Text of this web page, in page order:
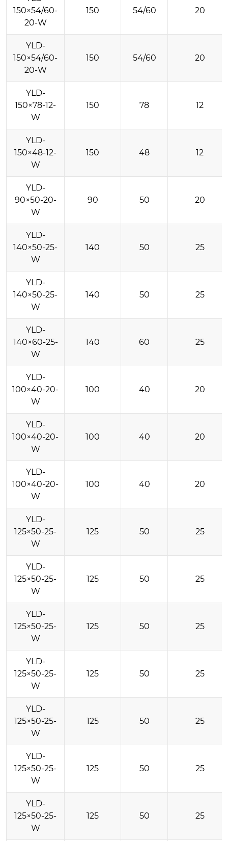
150×54/60-
20-W
150 54/60 20
YLD-
150×54/60-
20-W
150 54/60 20
YLD-
150×78-12-
W
150 78 12
YLD-
150×48-12-
W
150 48 12
YLD-
90×50-20-
W
90 50 20
YLD-
140×50-25-
W
140 50 25
YLD-
140×50-25-
W
140 50 25
YLD-
140×60-25-
W
140 60 25
YLD-
100×40-20-
W
100 40 20
YLD-
100×40-20-
W
100 40 20
YLD-
100×40-20-
W
100 40 20
YLD-
125×50-25-
W
125 50 25
YLD-
125×50-25-
W
125 50 25
YLD-
125×50-25-
W
125 50 25
YLD-
125×50-25-
W
125 50 25
YLD-
125×50-25-
W
125 50 25
YLD-
125×50-25-
W
125 50 25
YLD-
125×50-25-
W
125 50 25